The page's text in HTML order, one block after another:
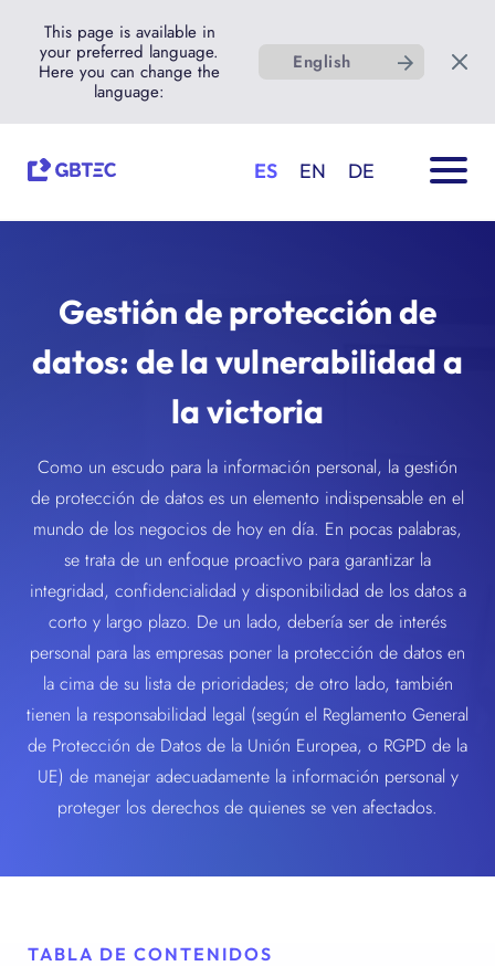
This page is available in
your preferred language.
Here you can change the
language:
English
ES EN DE
Gestión de protección de
datos: de la vulnerabilidad a
la victoria
Como un escudo para la información personal, la gestión
de protección de datos es un elemento indispensable en el
mundo de los negocios de hoy en día. En pocas palabras,
se trata de un enfoque proactivo para garantizar la
integridad, confidencialidad y disponibilidad de los datos a
corto y largo plazo. De un lado, debería ser de interés
personal para las empresas poner la protección de datos en
la cima de su lista de prioridades; de otro lado, también
tienen la responsabilidad legal (según el Reglamento General
de Protección de Datos de la Unión Europea, o RGPD de la
UE) de manejar adecuadamente la información personal y
proteger los derechos de quienes se ven afectados.
TABLA DE CONTENIDOS